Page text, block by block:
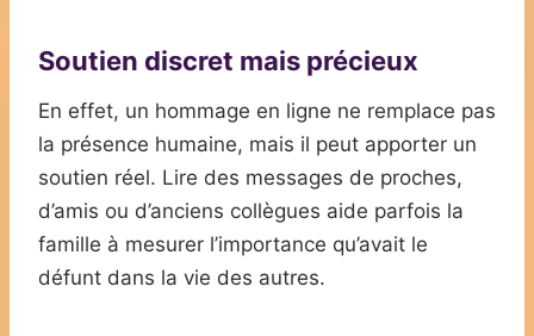
Soutien discret mais précieux
En effet, un hommage en ligne ne remplace pas
la présence humaine, mais il peut apporter un
soutien réel. Lire des messages de proches,
d’amis ou d’anciens collègues aide parfois la
famille à mesurer l’importance qu’avait le
défunt dans la vie des autres.